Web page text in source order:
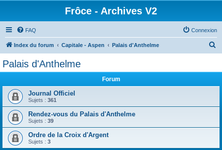
Frôce - Archives V2
FAQ Connexion
Index du forum Capitale - Aspen Palais d'Anthelme
h
Palais d'Anthelme
Forum
Journal Officiel
Sujets : 361
Rendez-vous du Palais d'Anthelme
Sujets : 39
Ordre de la Croix d'Argent
Sujets : 3